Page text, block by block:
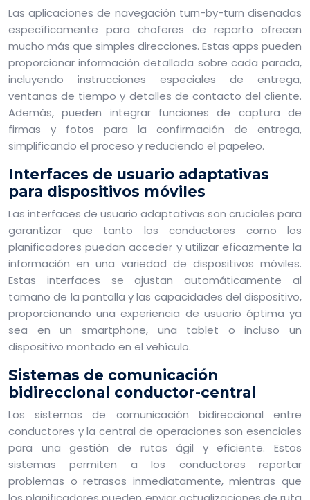
Las aplicaciones de navegación turn-by-turn diseñadas
específicamente para choferes de reparto ofrecen
mucho más que simples direcciones. Estas apps pueden
proporcionar información detallada sobre cada parada,
incluyendo instrucciones especiales de entrega,
ventanas de tiempo y detalles de contacto del cliente.
Además, pueden integrar funciones de captura de
firmas y fotos para la confirmación de entrega,
simplificando el proceso y reduciendo el papeleo.
Interfaces de usuario adaptativas
para dispositivos móviles
Las interfaces de usuario adaptativas son cruciales para
garantizar que tanto los conductores como los
planificadores puedan acceder y utilizar eficazmente la
información en una variedad de dispositivos móviles.
Estas interfaces se ajustan automáticamente al
tamaño de la pantalla y las capacidades del dispositivo,
proporcionando una experiencia de usuario óptima ya
sea en un smartphone, una tablet o incluso un
dispositivo montado en el vehículo.
Sistemas de comunicación
bidireccional conductor-central
Los sistemas de comunicación bidireccional entre
conductores y la central de operaciones son esenciales
para una gestión de rutas ágil y eficiente. Estos
sistemas permiten a los conductores reportar
problemas o retrasos inmediatamente, mientras que